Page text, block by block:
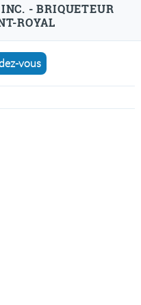
- BRIQUETEUR
ROYAL
vous